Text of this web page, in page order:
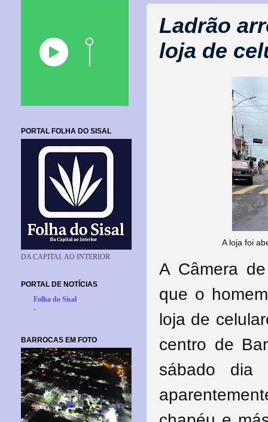
Ladrão
loja de
A loja foi
A Câmera
que o
loja de
centro de
sábado dia
PORTAL FOLHA DO SISAL
DA CAPITAL AO INTERIOR
PORTAL DE NOTÍCIAS
Folha do Sisal
-
BARROCAS EM FOTO